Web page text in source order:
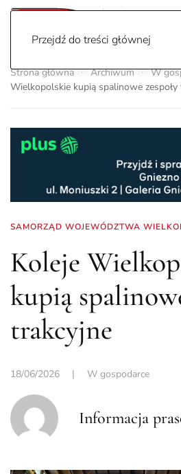
Przejdź do treści głównej
Strona główna Archiwum W
Wielkopolskie kupią spalinowe zespoły
SAMORZĄD WOJEWÓDZTWA
Koleje
kupią
trakcyjne
18/06/2026 | W gospodarce
Informacja